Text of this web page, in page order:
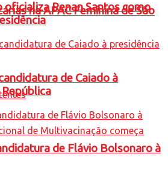
na APAC Feminina de São
oficializa Renan Santos como
de Caiado à
de Flávio Bolsonaro à